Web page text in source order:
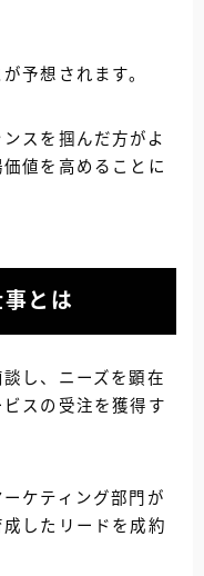
予想されます。
スを掴んだ方がよ
値を高めることに
とは
し、ニーズを顕在
スの受注を獲得す
ケティング部門が
したリードを成約